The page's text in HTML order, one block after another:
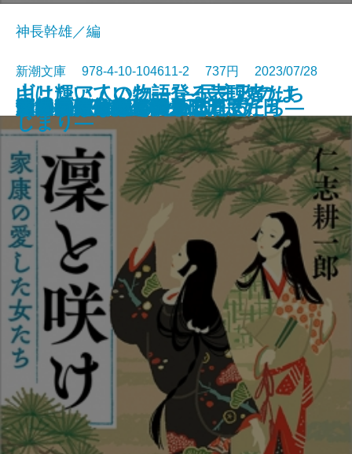
サキの忘れ物
沙林 偽りの王国〔上〕
沙林 偽りの王国〔下〕
舞姫
キリング・ヒル
ウナギが故郷に帰るとき
金春屋ゴメス 因果の刀
夏の約束、水の聲
母影
山は輝いていた―登る表現者たち
十三人の断章―
神長幹雄／編
新潮文庫 978-4-10-104611-2 737円 2023/07/28
凜と咲け―家康の愛した女たち―
ギリシア人の物語1―民主政のは
じまり―
芽吹長屋仕合せ帖 日日是好日
湖の女たち
脳はみんな病んでいる
ひとすじの光を辿れ
すべてはエマのために
幽世の薬剤師4
とわの庭
この気持ちもいつか忘れる